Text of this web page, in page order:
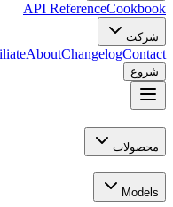
API ReferenceCookbook
شرکت
AboutChangelogContact
شروع
محصولات
Models